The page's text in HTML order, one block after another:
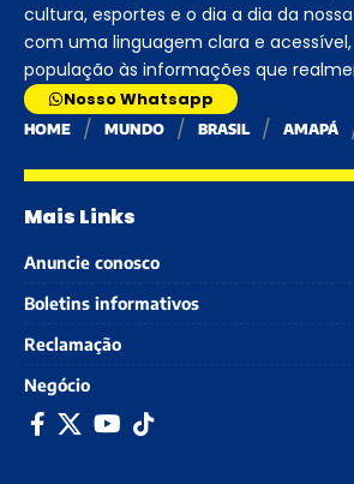
cultura, esportes e o dia a dia da
com uma linguagem clara e
população às informações que
Nosso Whatsapp
HOME MUNDO BRASIL AMAPÁ
Mais Links
Anuncie conosco
Boletins informativos
Reclamação
Negócio